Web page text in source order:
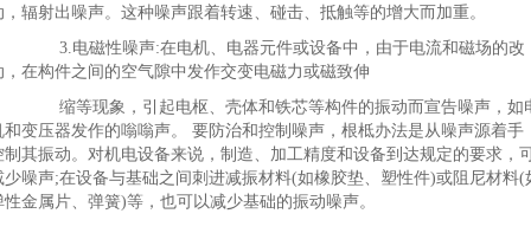
，辐射出噪声。这种噪声跟着转速、碰击、抵触等的增大而加重。
3.电磁性噪声:在电机、电器元件或设备中，由于电流和磁场的改
，在构件之间的空气隙中发作交变电磁力或磁致伸
缩等现象，引起电枢、壳体和铁芯等构件的振动而宣告噪声，如
和变压器发作的嗡嗡声。 要防治和控制噪声，根柢办法是从噪声源着手
制其振动。对机电设备来说，制造、加工精度和设备到达规定的要求，
少噪声;在设备与基础之间刺进减振材料(如橡胶垫、塑性件)或阻尼材料(
性金属片、弹簧)等，也可以减少基础的振动噪声。